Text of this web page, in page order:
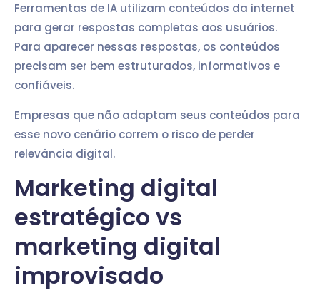
Ferramentas de IA utilizam conteúdos da internet
para gerar respostas completas aos usuários.
Para aparecer nessas respostas, os conteúdos
precisam ser bem estruturados, informativos e
confiáveis.
Empresas que não adaptam seus conteúdos para
esse novo cenário correm o risco de perder
relevância digital.
Marketing digital
estratégico vs
marketing digital
improvisado